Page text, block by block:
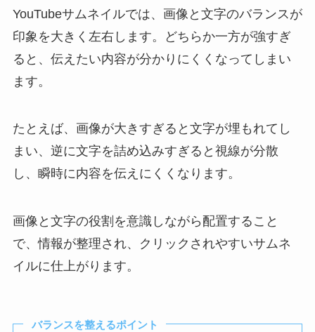
YouTubeサムネイルでは、画像と文字のバランスが
印象を大きく左右します。どちらか一方が強すぎ
ると、伝えたい内容が分かりにくくなってしまい
ます。
たとえば、画像が大きすぎると文字が埋もれてし
まい、逆に文字を詰め込みすぎると視線が分散
し、瞬時に内容を伝えにくくなります。
画像と文字の役割を意識しながら配置すること
で、情報が整理され、クリックされやすいサムネ
イルに仕上がります。
バランスを整えるポイント